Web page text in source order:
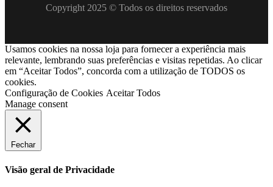
Copyright 2025 © Todos os direitos reservados
Usamos cookies na nossa loja para fornecer a experiência mais
relevante, lembrando suas preferências e visitas repetidas. Ao clicar
em “Aceitar Todos”, concorda com a utilização de TODOS os
cookies.
Configuração de Cookies Aceitar Todos
Manage consent
Fechar
Visão geral de Privacidade